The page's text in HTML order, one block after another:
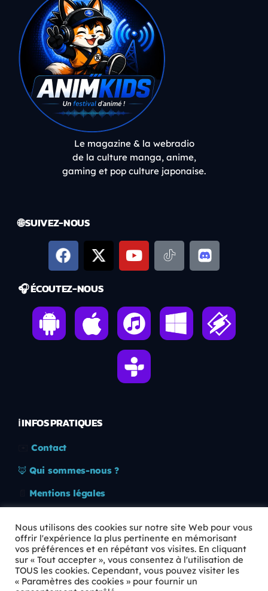
Le magazine & la webradio
de la culture manga, anime,
gaming et pop culture japonaise.
🌐 SUIVEZ-NOUS
🎧 ÉCOUTEZ-NOUS
ℹ️ INFOS PRATIQUES
Contact
🦊 Qui sommes-nous ?
Mentions légales
🛡️ RGPD
Copyright © 2026 Animkids. Tous droits réservés.
Nous utilisons des cookies sur notre site Web pour vous
offrir l'expérience la plus pertinente en mémorisant
vos préférences et en répétant vos visites. En cliquant
sur « Tout accepter », vous consentez à l'utilisation de
TOUS les cookies. Cependant, vous pouvez visiter les
« Paramètres des cookies » pour fournir un